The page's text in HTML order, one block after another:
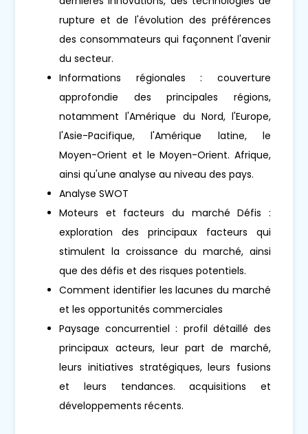
rupture et de l'évolution des préférences
des consommateurs qui façonnent l'avenir
du secteur.
Informations régionales : couverture
approfondie des principales régions,
notamment l'Amérique du Nord, l'Europe,
l'Asie-Pacifique, l'Amérique latine, le
Moyen-Orient et le Moyen-Orient. Afrique,
ainsi qu'une analyse au niveau des pays.
Analyse SWOT
Moteurs et facteurs du marché Défis :
exploration des principaux facteurs qui
stimulent la croissance du marché, ainsi
que des défis et des risques potentiels.
Comment identifier les lacunes du marché
et les opportunités commerciales
Paysage concurrentiel : profil détaillé des
principaux acteurs, leur part de marché,
leurs initiatives stratégiques, leurs fusions
et leurs tendances. acquisitions et
développements récents.